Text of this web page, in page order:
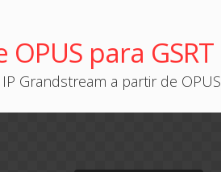
para GSRT
Grandstream a partir de OPUS